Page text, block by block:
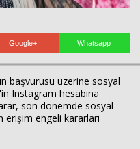
Google+ Whatsapp
başvurusu üzerine sosyal
'in Instagram hesabına
son dönemde sosyal
engeli kararları
Haberin Doğru Adresi.